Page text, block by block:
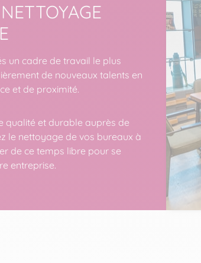
un cadre de travail le plus
de nouveaux talents en
et de proximité.
qualité et durable auprès de
le nettoyage de vos bureaux à
de ce temps libre pour se
entreprise.